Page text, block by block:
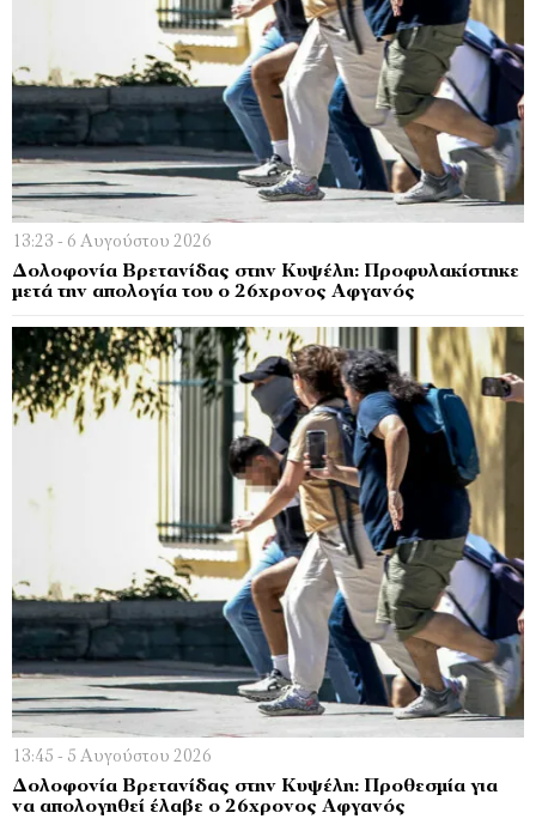
13:23 - 6 Αυγούστου 2026
Δολοφονία Βρετανίδας στην Κυψέλη: Προφυλακίστηκε
μετά την απολογία του ο 26χρονος Αφγανός
13:45 - 5 Αυγούστου 2026
Δολοφονία Βρετανίδας στην Κυψέλη: Προθεσμία για
να απολογηθεί έλαβε ο 26χρονος Αφγανός